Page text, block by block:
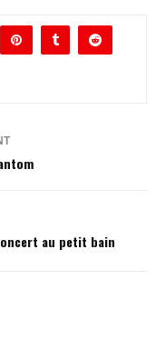
au petit bain